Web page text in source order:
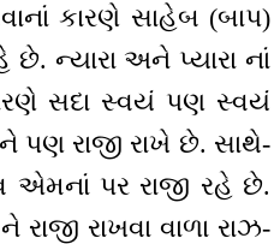
કારણે સાહેબ (બાપ)
છે. ન્યારા અને પ્યારા નાં
સદા સ્વયં પણ સ્વયં
પણ રાજી રાખે છે. સાથે-
એમનાં પર રાજી રહે છે.
રાખવા વાળા રાઝ-